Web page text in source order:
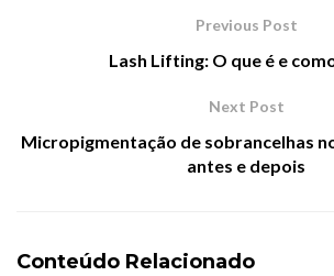
Previous Post
Lash Lifting: O que é e
Next Post
Micropigmentação de sobrancelhas
antes e depois
Conteúdo Relacionado